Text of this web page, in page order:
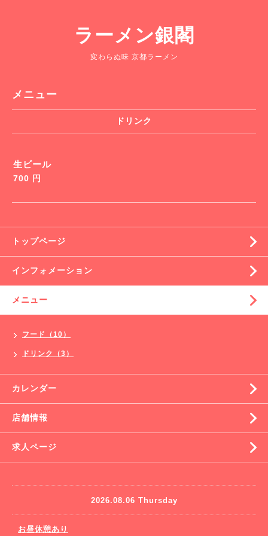
ラーメン銀閣
変わらぬ味 京都ラーメン
メニュー
ドリンク
生ビール
700 円
トップページ
インフォメーション
メニュー
フード（10）
ドリンク（3）
カレンダー
店舗情報
求人ページ
2026.08.06 Thursday
お昼休憩あり